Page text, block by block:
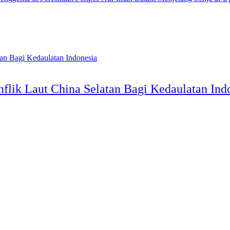
Laut China Selatan Bagi Kedaulatan